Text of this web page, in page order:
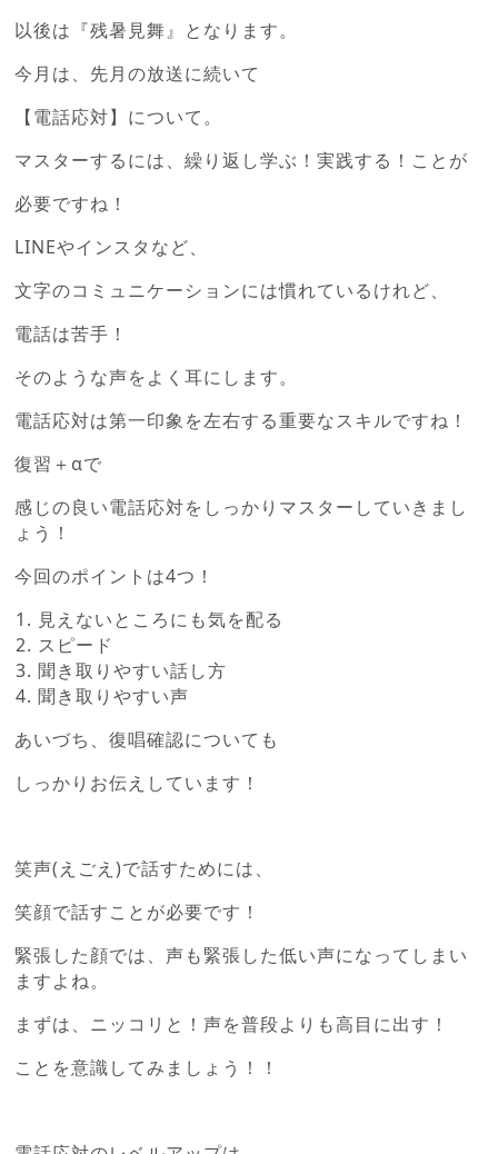
以後は『残暑見舞』となります。
今月は、先月の放送に続いて
【電話応対】について。
マスターするには、繰り返し学ぶ！実践する！ことが
必要ですね！
LINEやインスタなど、
文字のコミュニケーションには慣れているけれど、
電話は苦手！
そのような声をよく耳にします。
電話応対は第一印象を左右する重要なスキルですね！
復習＋αで
感じの良い電話応対をしっかりマスターしていきまし
ょう！
今回のポイントは4つ！
見えないところにも気を配る
スピード
聞き取りやすい話し方
聞き取りやすい声
あいづち、復唱確認についても
しっかりお伝えしています！
笑声(えごえ)で話すためには、
笑顔で話すことが必要です！
緊張した顔では、声も緊張した低い声になってしまい
ますよね。
まずは、ニッコリと！声を普段よりも高目に出す！
ことを意識してみましょう！！